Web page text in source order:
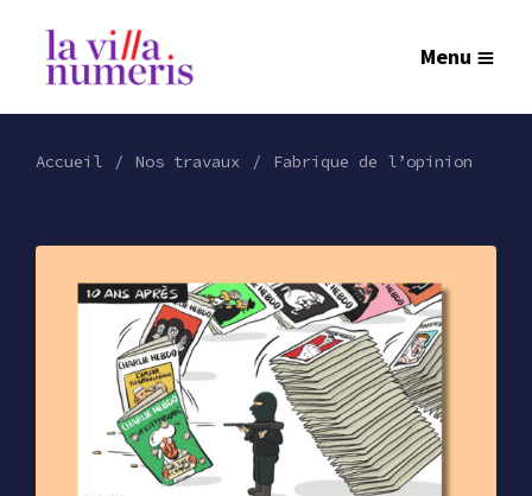
Menu
Accueil Nos travaux Fabrique de l’opinion